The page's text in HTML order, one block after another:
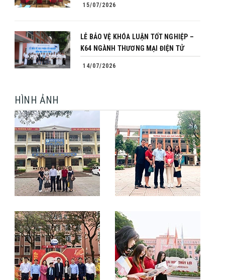
15/07/2026
LỄ BẢO VỆ KHÓA LUẬN TỐT NGHIỆP –
K64 NGÀNH THƯƠNG MẠI ĐIỆN TỬ
14/07/2026
HÌNH ẢNH